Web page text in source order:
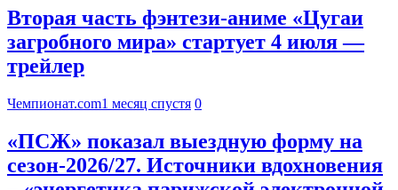
Вторая часть фэнтези-аниме «Цугаи
загробного мира» стартует 4 июля —
трейлер
Чемпионат.com1 месяц спустя 0
«ПСЖ» показал выездную форму на
сезон-2026/27. Источники вдохновения